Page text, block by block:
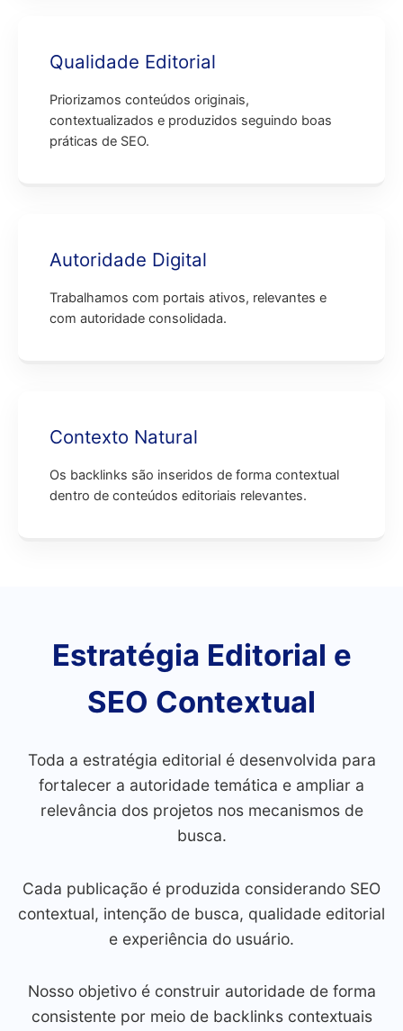
Qualidade Editorial
Priorizamos conteúdos originais,
contextualizados e produzidos seguindo boas
práticas de SEO.
Autoridade Digital
Trabalhamos com portais ativos, relevantes e
com autoridade consolidada.
Contexto Natural
Os backlinks são inseridos de forma contextual
dentro de conteúdos editoriais relevantes.
Estratégia Editorial e
SEO Contextual
Toda a estratégia editorial é desenvolvida para
fortalecer a autoridade temática e ampliar a
relevância dos projetos nos mecanismos de
busca.
Cada publicação é produzida considerando SEO
contextual, intenção de busca, qualidade editorial
e experiência do usuário.
Nosso objetivo é construir autoridade de forma
consistente por meio de backlinks contextuais